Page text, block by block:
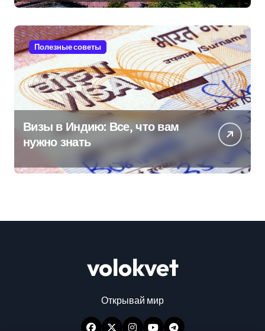
Полезные советы
Визы в Индию: Все, что вам
нужно знать
volokvet
Открывай мир